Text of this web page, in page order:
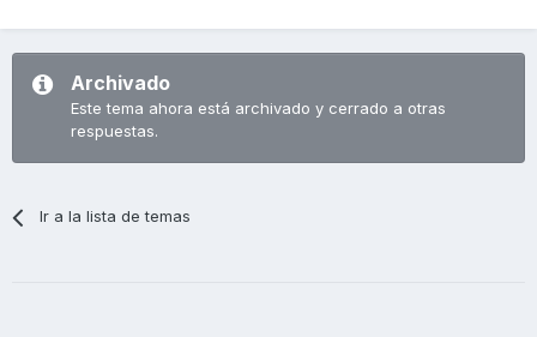
Archivado
Este tema ahora está archivado y cerrado a otras
respuestas.
Ir a la lista de temas